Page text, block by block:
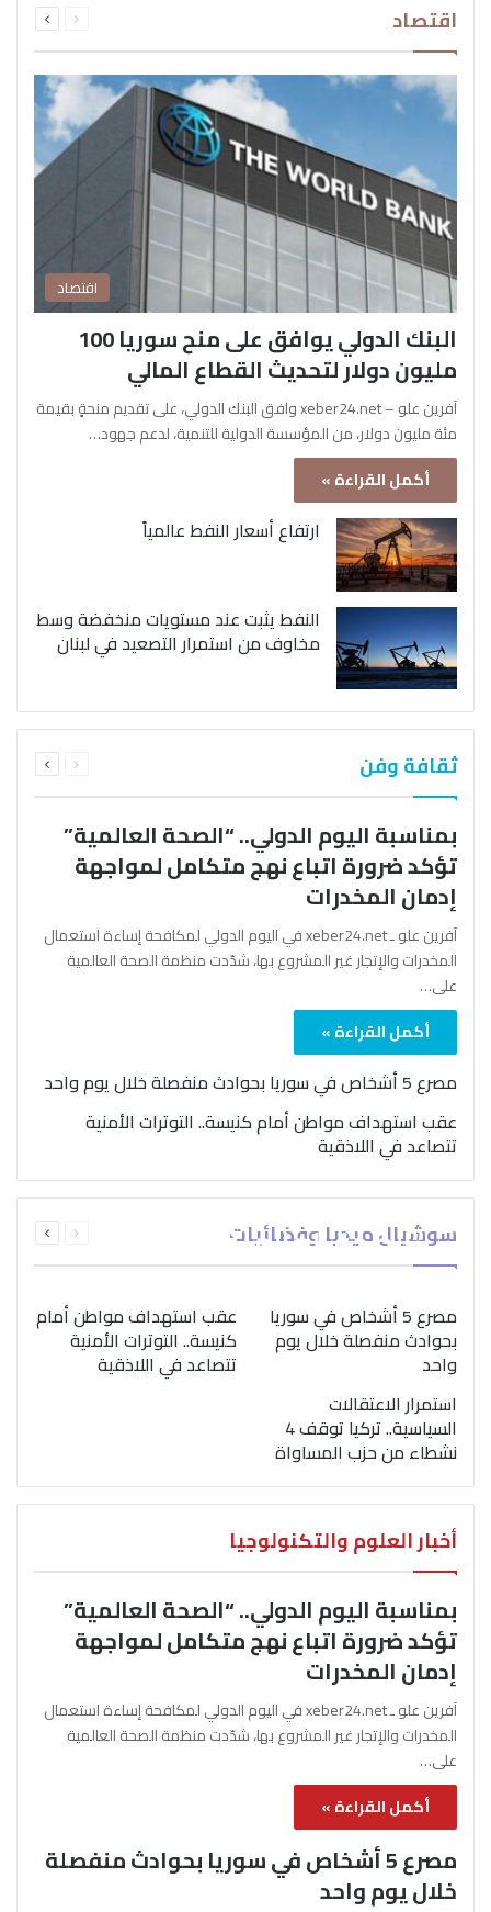
اقتصاد الصفحةالصفحة
اقتصاد
البنك الدولي يوافق على منح سوريا 100
مليون دولار لتحديث القطاع المالي
آفرين علو – xeber24.net وافق البنك الدولي، على تقديم منحةٍ بقيمة
مئة مليون دولار، من المؤسسة الدولية للتنمية، لدعم جهود…
أكمل القراءة »
ارتفاع أسعار النفط عالمياً
النفط يثبت عند مستويات منخفضة وسط
مخاوف من استمرار التصعيد في لبنان
ثقافة وفن الصفحةالصفحة
بمناسبة اليوم الدولي.. “الصحة العالمية”
تؤكد ضرورة اتباع نهج متكامل لمواجهة
إدمان المخدرات
آفرين علو ـ xeber24.net في اليوم الدولي لمكافحة إساءة استعمال
المخدرات والإتجار غير المشروع بها، شدّدت منظمة الصحة العالمية
على…
أكمل القراءة »
مصرع 5 أشخاص في سوريا بحوادث منفصلة خلال يوم واحد
عقب استهداف مواطن أمام كنيسة.. التوترات الأمنية
تتصاعد في اللاذقية
سوشيال ميديا وفضائيات الصفحةالصفحة
بمناسبة اليوم الدولي..
“الصحة العالمية” تؤكد
ضرورة اتباع نهج متكامل
لمواجهة إدمان المخدرات
مصرع 5 أشخاص في سوريا
بحوادث منفصلة خلال يوم
واحد
عقب استهداف مواطن أمام
كنيسة.. التوترات الأمنية
تتصاعد في اللاذقية
استمرار الاعتقالات
السياسية.. تركيا توقف 4
نشطاء من حزب المساواة
أخبار العلوم والتكنولوجيا
بمناسبة اليوم الدولي.. “الصحة العالمية”
تؤكد ضرورة اتباع نهج متكامل لمواجهة
إدمان المخدرات
آفرين علو ـ xeber24.net في اليوم الدولي لمكافحة إساءة استعمال
المخدرات والإتجار غير المشروع بها، شدّدت منظمة الصحة العالمية
على…
أكمل القراءة »
مصرع 5 أشخاص في سوريا بحوادث منفصلة
خلال يوم واحد